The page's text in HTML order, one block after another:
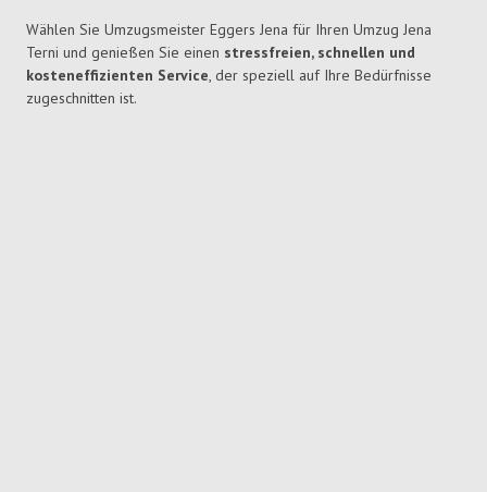
Wählen Sie Umzugsmeister Eggers Jena für Ihren Umzug Jena
Terni und genießen Sie einen stressfreien, schnellen und
kosteneffizienten Service, der speziell auf Ihre Bedürfnisse
zugeschnitten ist.